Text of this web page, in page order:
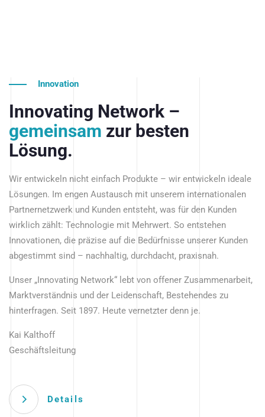
Innovation
Innovating Network –
gemeinsam zur besten
Lösung.
Wir entwickeln nicht einfach Produkte – wir entwickeln ideale
Lösungen. Im engen Austausch mit unserem internationalen
Partnernetzwerk und Kunden entsteht, was für den Kunden
wirklich zählt: Technologie mit Mehrwert. So entstehen
Innovationen, die präzise auf die Bedürfnisse unserer Kunden
abgestimmt sind – nachhaltig, durchdacht, praxisnah.
Unser „Innovating Network“ lebt von offener Zusammenarbeit,
Marktverständnis und der Leidenschaft, Bestehendes zu
hinterfragen. Seit 1897. Heute vernetzter denn je.
Kai Kalthoff
Geschäftsleitung
Details